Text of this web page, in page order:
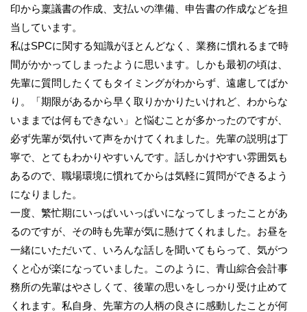
印から稟議書の作成、支払いの準備、申告書の作成などを担
当しています。
私はSPCに関する知識がほとんどなく、業務に慣れるまで時
間がかかってしまったように思います。しかも最初の頃は、
先輩に質問したくてもタイミングがわからず、遠慮してばか
り。「期限があるから早く取りかかりたいけれど、わからな
いままでは何もできない」と悩むことが多かったのですが、
必ず先輩が気付いて声をかけてくれました。先輩の説明は丁
寧で、とてもわかりやすいんです。話しかけやすい雰囲気も
あるので、職場環境に慣れてからは気軽に質問ができるよう
になりました。
一度、繁忙期にいっぱいいっぱいになってしまったことがあ
るのですが、その時も先輩が気に懸けてくれました。お昼を
一緒にいただいて、いろんな話しを聞いてもらって、気がつ
くと心が楽になっていました。このように、青山綜合会計事
務所の先輩はやさしくて、後輩の思いをしっかり受け止めて
くれます。私自身、先輩方の人柄の良さに感動したことが何